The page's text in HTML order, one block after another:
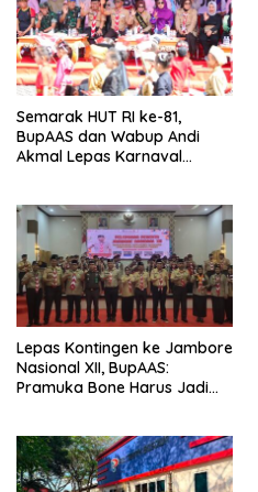
Semarak HUT RI ke-81,
BupAAS dan Wabup Andi
Akmal Lepas Karnaval
Lepas Kontingen ke Jambore
Nasional XII, BupAAS:
Pramuka Bone Harus Jadi